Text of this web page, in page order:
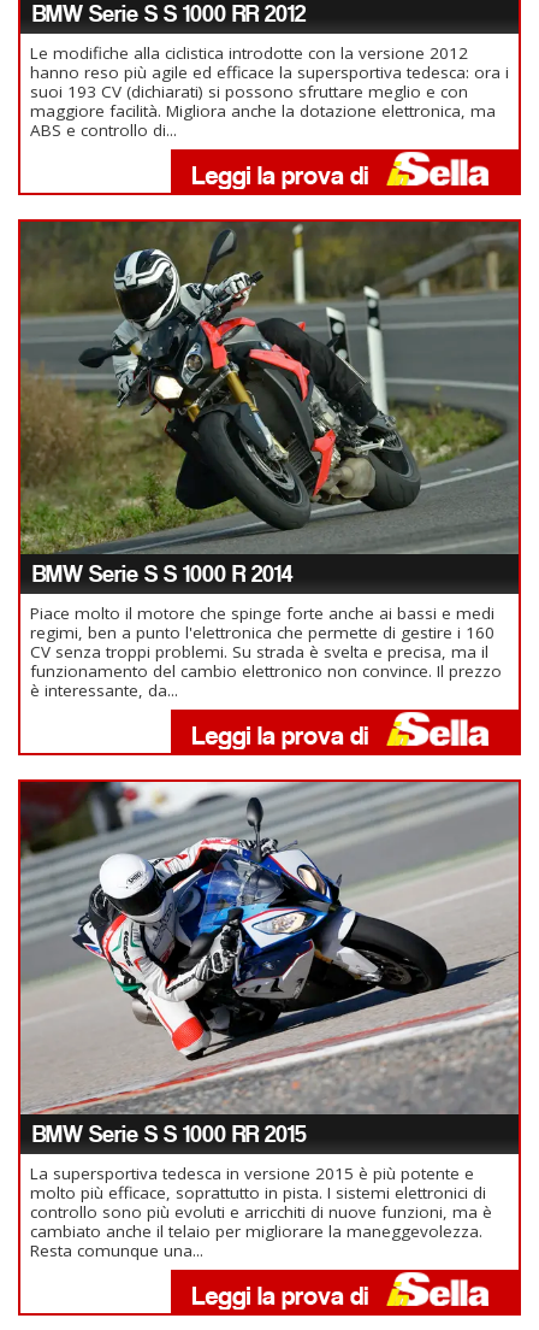
BMW Serie S S 1000 RR 2012
Le modifiche alla ciclistica introdotte con la versione 2012
hanno reso più agile ed efficace la supersportiva tedesca: ora i
suoi 193 CV (dichiarati) si possono sfruttare meglio e con
maggiore facilità. Migliora anche la dotazione elettronica, ma
ABS e controllo di...
BMW Serie S S 1000 R 2014
Piace molto il motore che spinge forte anche ai bassi e medi
regimi, ben a punto l'elettronica che permette di gestire i 160
CV senza troppi problemi. Su strada è svelta e precisa, ma il
funzionamento del cambio elettronico non convince. Il prezzo
è interessante, da...
BMW Serie S S 1000 RR 2015
La supersportiva tedesca in versione 2015 è più potente e
molto più efficace, soprattutto in pista. I sistemi elettronici di
controllo sono più evoluti e arricchiti di nuove funzioni, ma è
cambiato anche il telaio per migliorare la maneggevolezza.
Resta comunque una...